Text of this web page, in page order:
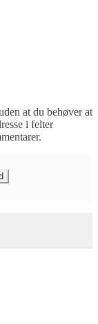
at du behøver at
i felter